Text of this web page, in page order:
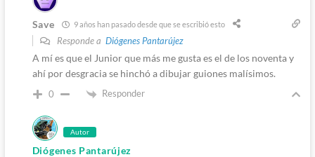
Save 9 años han pasado desde que se escribió esto
Responde a Diógenes Pantarújez
A mí es que el Junior que más me gusta es el de los noventa y
ahí por desgracia se hinchó a dibujar guiones malísimos.
0 Responder
Autor
Diógenes Pantarújez